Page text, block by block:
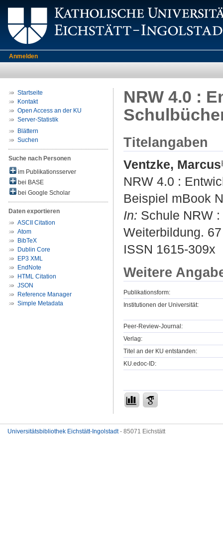
Anmelden
Startseite
Kontakt
Open Access an der KU
Server-Statistik
Blättern
Suchen
Suche nach Personen
im Publikationsserver
bei BASE
bei Google Scholar
Daten exportieren
ASCII Citation
Atom
BibTeX
Dublin Core
EP3 XML
EndNote
HTML Citation
JSON
Reference Manager
Simple Metadata
NRW 4.0 :
Titelangaben
Ventzke, Marcus
NRW 4.0 :
Beispiel mBook
In: Schule NRW
Weiterbildung.
ISSN 1615-309x
Weitere
Publikationsform:
Institutionen der Universität:
Peer-Review-Journal:
Verlag:
Titel an der KU entstanden:
KU.edoc-ID:
Universitätsbibliothek Eichstätt-Ingolstadt- 85071 Eichstätt